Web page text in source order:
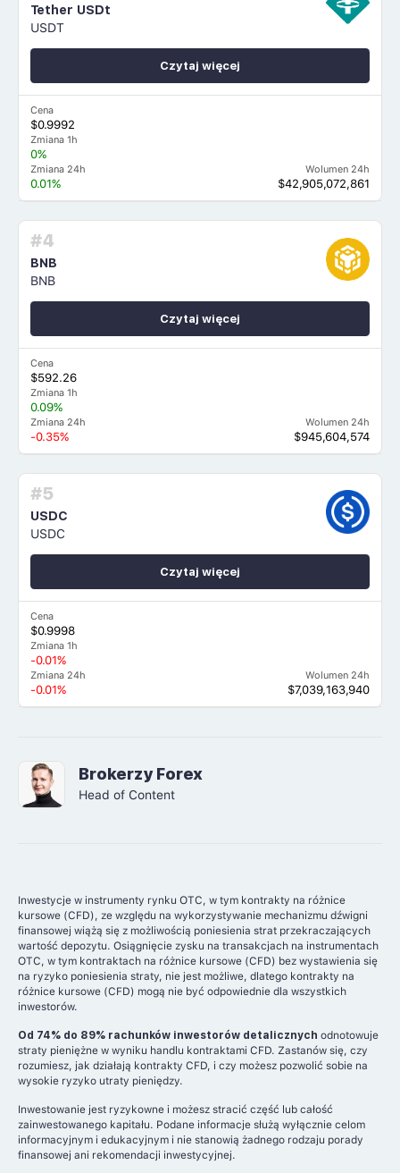
Tether USDt
USDT
Cena
$0.9992
Zmiana 1h
0%
Zmiana 24h
0.01%
Wolumen 24h
$42,905,072,861
Czytaj więcej
#4
BNB
BNB
Cena
$592.26
Zmiana 1h
0.09%
Zmiana 24h
-0.35%
Wolumen 24h
$945,604,574
Czytaj więcej
#5
USDC
USDC
Cena
$0.9998
Zmiana 1h
-0.01%
Zmiana 24h
-0.01%
Wolumen 24h
$7,039,163,940
Czytaj więcej
Brokerzy Forex
Head of Content
Inwestycje w instrumenty rynku OTC, w tym kontrakty na różnice
kursowe (CFD), ze względu na wykorzystywanie mechanizmu dźwigni
finansowej wiążą się z możliwością poniesienia strat przekraczających
wartość depozytu. Osiągnięcie zysku na transakcjach na instrumentach
OTC, w tym kontraktach na różnice kursowe (CFD) bez wystawienia się
na ryzyko poniesienia straty, nie jest możliwe, dlatego kontrakty na
różnice kursowe (CFD) mogą nie być odpowiednie dla wszystkich
inwestorów.
Od 74% do 89% rachunków inwestorów detalicznych odnotowuje
straty pieniężne w wyniku handlu kontraktami CFD. Zastanów się, czy
rozumiesz, jak działają kontrakty CFD, i czy możesz pozwolić sobie na
wysokie ryzyko utraty pieniędzy.
Inwestowanie jest ryzykowne i możesz stracić część lub całość
zainwestowanego kapitału. Podane informacje służą wyłącznie celom
informacyjnym i edukacyjnym i nie stanowią żadnego rodzaju porady
finansowej ani rekomendacji inwestycyjnej.